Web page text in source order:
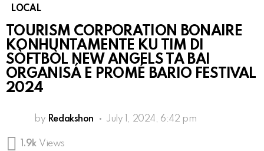
LOCAL
TOURISM CORPORATION BONAIRE
KONHUNTAMENTE KU TIM DI
SÒFTBÒL NEW ANGELS TA BAI
ORGANISÁ E PROMÉ BARIO FESTIVAL
2024
by Redakshon July 1, 2024, 6:42 pm
1.9k Views